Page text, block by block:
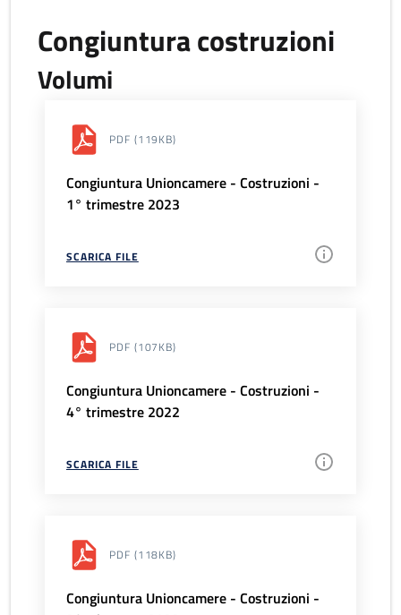
Congiuntura costruzioni
Volumi
PDF (119KB)
Congiuntura Unioncamere - Costruzioni -
1° trimestre 2023
SCARICA FILE
PDF (107KB)
Congiuntura Unioncamere - Costruzioni -
4° trimestre 2022
SCARICA FILE
PDF (118KB)
Congiuntura Unioncamere - Costruzioni -